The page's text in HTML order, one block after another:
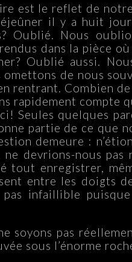
est le reflet de
il y a huit
Oublié. Nous
dans la pièce
Oublié aussi.
de nous
rentrant. Combien
rapidement compte
Seules quelques
partie de ce que
demeure :
ne devrions-nous pas
tout enregistrer,
entre les doigts
pas infaillible
soyons pas
sous l’énorme